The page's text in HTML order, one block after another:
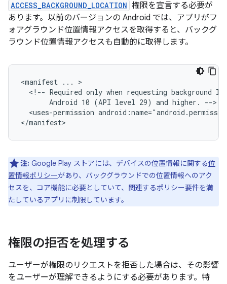
ACCESS_BACKGROUND_LOCATION 権限を宣言する必要が
あります。以前のバージョンの Android では、アプリがフ
ォアグラウンド位置情報アクセスを取得すると、バックグ
ラウンド位置情報アクセスも自動的に取得します。
<manifest ...
<!-- Required only when requesting background
Android 10 (API level 29) and higher.
<uses-permission
注: Google Play ストアには、デバイスの位置情報に関する位
置情報ポリシーがあり、バックグラウンドでの位置情報へのアク
セスを、コア機能に必要としていて、関連するポリシー要件を満
たしているアプリに制限しています。
権限の拒否を処理する
ユーザーが権限のリクエストを拒否した場合は、その影響
をユーザーが理解できるようにする必要があります。特